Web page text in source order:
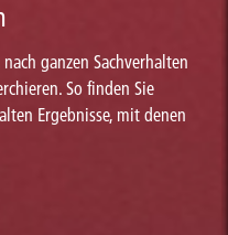
ganzen Sachverhalten
So finden Sie
Ergebnisse, mit denen